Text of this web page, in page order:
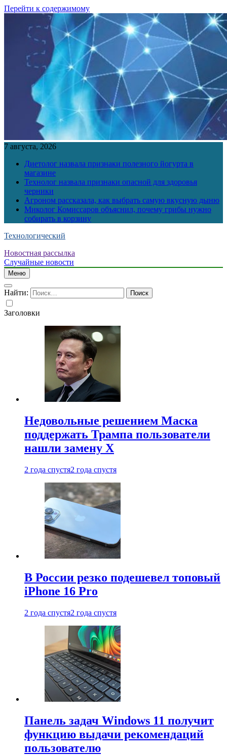
Перейти к содержимому
7 августа, 2026
Диетолог назвала признаки полезного йогурта в
магазине
Технолог назвала признаки опасной для здоровья
черники
Агроном рассказала, как выбрать самую вкусную дыню
Миколог Комиссаров объяснил, почему грибы нужно
собирать в корзину
Технологический
Новостная рассылка
Случайные новости
Меню
Найти:
Заголовки
Недовольные решением Маска
поддержать Трампа пользователи
нашли замену X
2 года спустя2 года спустя
В России резко подешевел топовый
iPhone 16 Pro
2 года спустя2 года спустя
Панель задач Windows 11 получит
функцию выдачи рекомендаций
пользователю